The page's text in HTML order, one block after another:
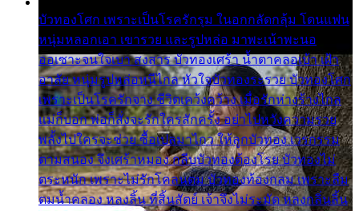
บัวทองโศก เพราะเป็นโรครักรุม ในอกกลัดกลุ้ม โดนแฟน
หนุ่มหลอกเอา เขารวย และรูปหล่อ มาพะเน้าพะนอ
ออเซาะจนใจเบา สงสาร บัวทองเศร้า น้ำตาคลอเบ้า เฝ้า
อาลัย หนุ่มรูปหล่อหนีไกล หัวใจบัวทองระรวย บัวทองโศก
เพราะเป็นโรครักจาง ชีวิตเคว้งคว้าง เมื่อรักห่างร้างไกล
แม่ก็บอก พ่อก็สั่งจะรักใครสักครั้ง อย่าไปหวังความรวย
พลั้งไปใครจะช่วย ซื้อเปลมาไกว ให้ลูกบัวทอง เวรกรรม
ตามสนอง จึงเศร้าหมอง กลีบบัวทองต้องโรย บัวทองไม่
ตระหนัก เพราะไม่รักโคลนตม บัวทองท้องกลม เพราะลืม
ตมน้ำคลอง หลงลิ้น ที่สิ้นสัตย์ เจ้าจึงไม่ระมัด หลงกลิ่นลิ้น